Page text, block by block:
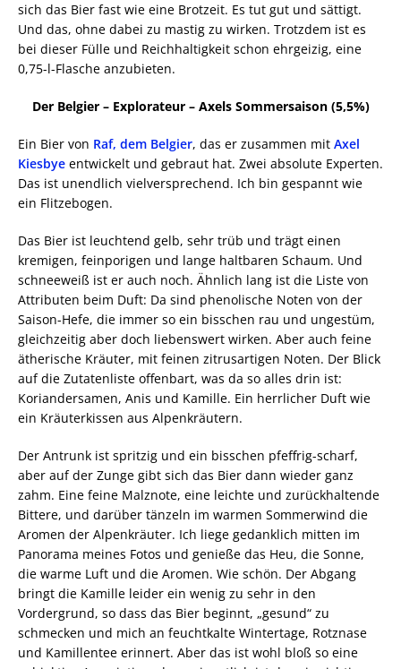
sich das Bier fast wie eine Brotzeit. Es tut gut und sättigt.
Und das, ohne dabei zu mastig zu wirken. Trotzdem ist es
bei dieser Fülle und Reichhaltigkeit schon ehrgeizig, eine
0,75-l-Flasche anzubieten.
Der Belgier – Explorateur – Axels Sommersaison (5,5%)
Ein Bier von Raf, dem Belgier, das er zusammen mit Axel
Kiesbye entwickelt und gebraut hat. Zwei absolute Experten.
Das ist unendlich vielversprechend. Ich bin gespannt wie
ein Flitzebogen.
Das Bier ist leuchtend gelb, sehr trüb und trägt einen
kremigen, feinporigen und lange haltbaren Schaum. Und
schneeweiß ist er auch noch. Ähnlich lang ist die Liste von
Attributen beim Duft: Da sind phenolische Noten von der
Saison-Hefe, die immer so ein bisschen rau und ungestüm,
gleichzeitig aber doch liebenswert wirken. Aber auch feine
ätherische Kräuter, mit feinen zitrusartigen Noten. Der Blick
auf die Zutatenliste offenbart, was da so alles drin ist:
Koriandersamen, Anis und Kamille. Ein herrlicher Duft wie
ein Kräuterkissen aus Alpenkräutern.
Der Antrunk ist spritzig und ein bisschen pfeffrig-scharf,
aber auf der Zunge gibt sich das Bier dann wieder ganz
zahm. Eine feine Malznote, eine leichte und zurückhaltende
Bittere, und darüber tänzeln im warmen Sommerwind die
Aromen der Alpenkräuter. Ich liege gedanklich mitten im
Panorama meines Fotos und genieße das Heu, die Sonne,
die warme Luft und die Aromen. Wie schön. Der Abgang
bringt die Kamille leider ein wenig zu sehr in den
Vordergrund, so dass das Bier beginnt, „gesund“ zu
schmecken und mich an feuchtkalte Wintertage, Rotznase
und Kamillentee erinnert. Aber das ist wohl bloß so eine